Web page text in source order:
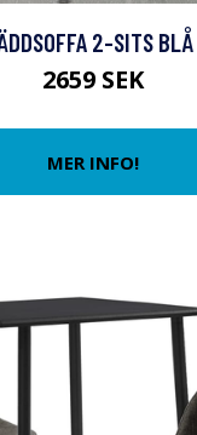
2-SITS BLÅ
2659 SEK
MER INFO!